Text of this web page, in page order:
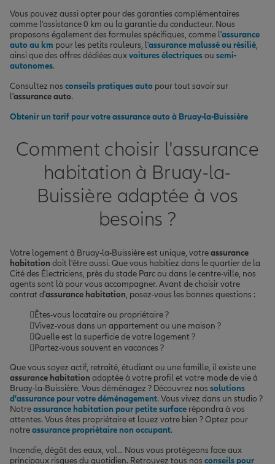
Vous pouvez aussi opter pour des garanties complémentaires
comme l'assistance 0 km ou la garantie du conducteur. Nous
proposons également des formules spécifiques, comme l'assurance
auto au km pour les petits rouleurs, l'assurance malussé ou résilié,
ainsi que des offres dédiées auxvoitures électriquesou semi-
autonomes.
Consultez nos conseils pratiques auto pour tout savoir sur
l'assurance auto.
Obtenir un tarif pour votre assurance auto à Bruay-la-Buissière
Comment choisir l'assurance
habitation à Bruay-la-
Buissière adaptée à vos
besoins ?
Votre logement à Bruay-la-Buissière est unique, votreassurance
habitation doit l'être aussi. Que vous habitiez dans le quartier de la
Cité des Électriciens, près du stade Parc ou dans le centre-ville, nos
agents sont là pour vous accompagner. Avant de choisir votre
contrat d'assurance habitation, posez-vous les bonnes questions :
Êtes-vous locataire ou propriétaire ?
Vivez-vous dans un appartement ou une maison ?
Quelle est la superficie de votre logement ?
Partez-vous souvent en vacances ?
Que vous soyez actif, retraité, étudiant ou une famille, il existe une
assurance habitation adaptée à votre profil et votre mode de vie à
Bruay-la-Buissière. Vous déménagez ? Découvrez nos solutions
d'assurance pour votre déménagement. Vous vivez dans un studio ?
Notreassurance habitation pour petite surface répondra à vos
attentes. Vous êtes propriétaire et louez votre bien ? Optez pour
notreassurance propriétaire non occupant.
Incendie, dégât des eaux, vol... Nous vous protégeons face aux
principaux risques du quotidien. Retrouvez tous nos conseils pour